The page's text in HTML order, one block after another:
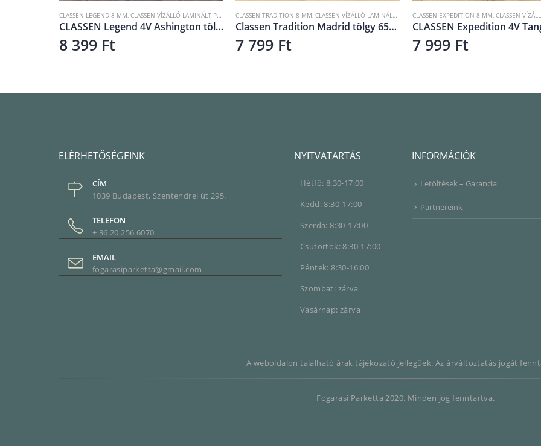
CLASSEN LEGEND 8 MM, CLASSEN VÍZÁLLÓ LAMINÁLT PADLÓ
CLASSEN Legend 4V Ashington tölgy WR 54752
8 399 Ft
CLASSEN TRADITION 8 MM, CLASSEN VÍZÁLLÓ LAMINÁLT PADLÓ ,LAMINÁLT PADLÓ
Classen Tradition Madrid tölgy 65126
7 799 Ft
CLASSEN EXPEDITION 8 MM, CLASSEN VÍZÁLLÓ
7 999 Ft
ELÉRHETŐSÉGEINK
CÍM
1039 Budapest, Szentendrei út 295.
TELEFON
+ 36 20 256 6070
EMAIL
fogarasiparketta@gmail.com
NYITVATARTÁS
Hétfő: 8:30-17:00
Kedd: 8:30-17:00
Szerda: 8:30-17:00
Csütörtök: 8:30-17:00
Péntek: 8:30-16:00
Szombat: zárva
Vasárnap: zárva
INFORMÁCIÓK
Letöltések – Garancia
Partnereink
A weboldalon található árak tájékozató jellegűek. Az árváltoztatás jogát
Fogarasi Parketta 2020. Minden jog fenntartva.